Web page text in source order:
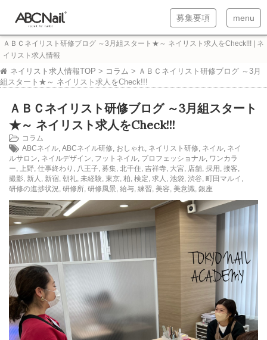
T
o
g
l
e
v
i
a
募集要項
T
o
g
l
e
v
i
a
menu
ＡＢＣネイリスト研修ブログ ～3月組スタート★～ ネイリスト求人をCheck!!! | ネ
イリスト求人情報
ネイリスト求人情報TOP > コラム > ＡＢＣネイリスト研修ブログ ～3月
組スタート★～ ネイリスト求人をCheck!!!
ＡＢＣネイリスト研修ブログ ～3月組スタート
★～ ネイリスト求人をCheck!!!
コラム
ABCネイル, ABCネイル研修, おしゃれ, ネイリスト研修, ネイル, ネイ
ルサロン, ネイルデザイン, フットネイル, プロフェッショナル, ワンカラ
ー, 上野, 仕事終わり , 八王子, 募集, 北千住, 吉祥寺, 大宮, 店舗, 採用 , 接客,
撮影, 新人 , 新宿, 朝礼, 未経験, 東京, 柏, 検定, 求人 , 池袋, 渋谷, 町田マルイ ,
研修の進捗状況, 研修所, 研修風景, 給与, 練習, 美容, 美意識, 銀座